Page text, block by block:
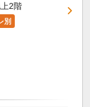
2階
別